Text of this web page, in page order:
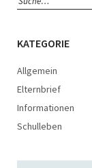
KATEGORIE
Allgemein
Elternbrief
Informationen
Schulleben